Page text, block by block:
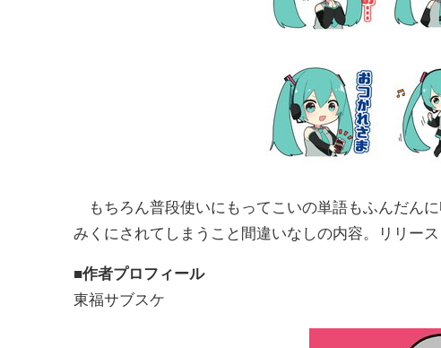
もちろん普段使いにもってこいの単語もふんだん
みくにされてしまうこと間違いなしの内容。リリース
■作者プロフィール
東福サブスケ